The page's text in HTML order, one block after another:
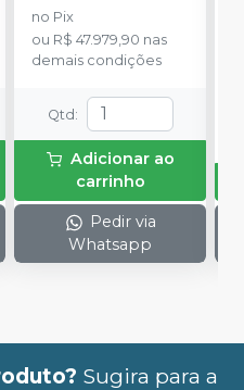
no Pix
ou R$ 47.979,90 nas
demais condições
Qtd:
Adicionar ao
carrinho
Pedir via
Whatsapp
Sugira para a